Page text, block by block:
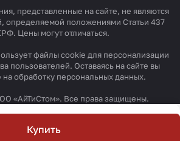
Купить
представленные на сайте, не являются
определяемой положениями Статьи 437
Цены могут отличаться.
файлы cookie для персонализации
пользователей. Оставаясь на сайте вы
на обработку персональных данных.
«АйТиСтом». Все права защищены.